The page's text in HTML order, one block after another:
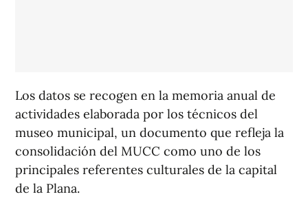
Los datos se recogen en la memoria anual de
actividades elaborada por los técnicos del
museo municipal, un documento que refleja la
consolidación del MUCC como uno de los
principales referentes culturales de la capital
de la Plana.